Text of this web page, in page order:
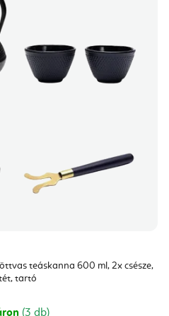
teáskanna 600 ml, 2x csésze,
tartó
(3 db)